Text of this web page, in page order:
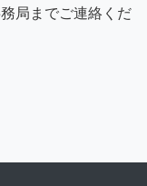
局までご連絡くだ